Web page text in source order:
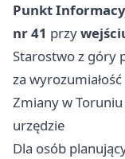
Punkt
nr 41 przy
Starostwo z góry
za
Zmiany w
urzędzie
Dla osób